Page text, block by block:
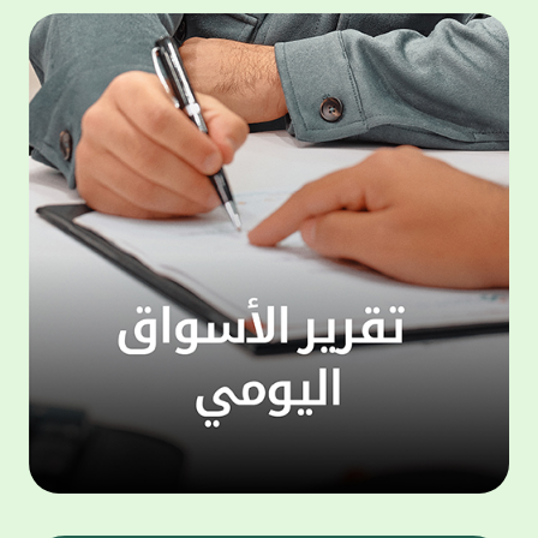
التحول الرقمي. ويتيح تطبيق KFHOnline
للهواتف الذكية مجموعة واسعة من الخدمات
التي تعكس فهم البنك لأنماط استخدام العملاء
واحتياجاتهم، من بينها خدمات التحويلات المالية
المحلية والدولية كخدمة "ومض" لتحويل الأموال،
إضافة إلى خدمة التحويل بالتعاون مع شبكة
"ويسترن يونيون" العالمية ، والتي تمكّن العملاء
من تنفيذ التحويلات المالية بسرعة وأمان، سواء
نقدًا أو مباشرة إلى الحسابات البنكية أو المحافظ
الرقمية في مختلف دول العالم ، مع الاستفادة
من الانتشار الواسع لشبكة ويسترن يونيون
عالميًا. كما توفر خدمة KFH Pay آلية مرنة
وسريعة لتحويل وطلب الأموال، تتيح للعملاء
إرسال طلبات دفع إلى فرد واحد أومجموعة من
الأشخاص عبر مشاركة رابط دفع أو إدخال أرقام
الهواتف. ويمكن للعميل إنشاء مجموعات
مخصصة لطلب الأموال، مع إمكانية متابعة حالة
الدفع لكل شخص من خلال قائمة «العمليات
حساب
على